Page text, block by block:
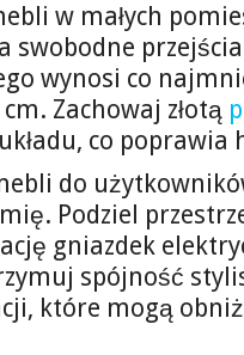
w małych
swobodne
wynosi co
Zachowaj złotą
co
do
Podziel
gniazdek
spójność
które mogą